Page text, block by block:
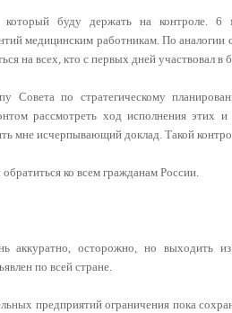
буду держать на контроле. 6
медицинским работникам. По
на всех, кто с первых дней участвовал
по стратегическому
рассмотреть ход исполнения этих
мне исчерпывающий доклад. Такой
ко всем гражданам России.
аккуратно, осторожно, но выходить
по всей стране.
предприятий ограничения пока